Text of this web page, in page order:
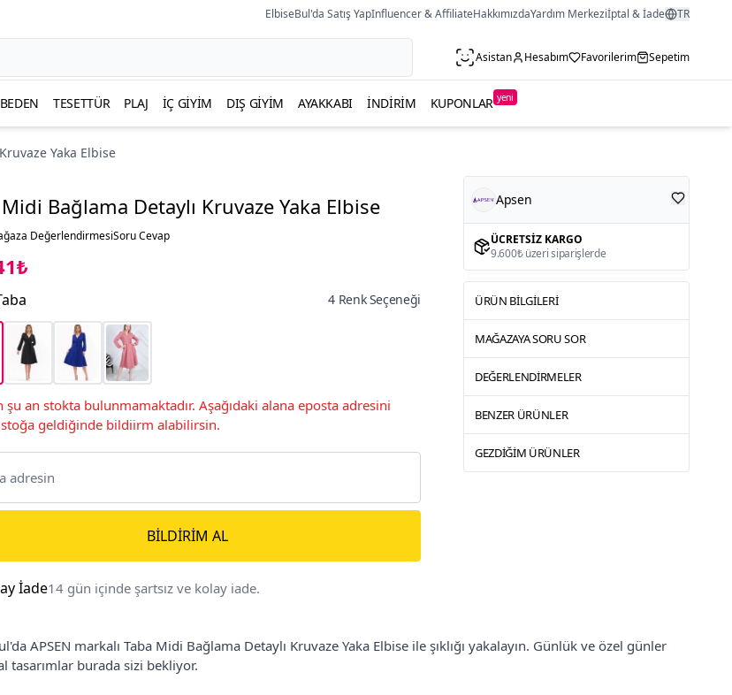
ElbiseBul'da Satış YapInfluencer & AffiliateHakkımızdaYardım Merkeziİptal & İade TR
Asistan Hesabım Favorilerim Sepetim
TESETTÜR PLAJ İÇ GIYIM DIŞ GIYIM AYAKKABI İNDIRIM KUPONLAR yeni
Yaka Elbise
Bağlama Detaylı Kruvaze Yaka Elbise
DeğerlendirmesiSoru Cevap
4 Renk Seçeneği
şu an stokta bulunmamaktadır. Aşağıdaki alana eposta adresini
geldiğinde bildiirm alabilirsin.
BILDIRIM AL
İade14 gün içinde şartsız ve kolay iade.
Apsen
ÜCRETSIZ KARGO
9.600₺ üzeri siparişlerde
ÜRÜN BILGILERI
MAĞAZAYA SORU SOR
DEĞERLENDIRMELER
BENZER ÜRÜNLER
GEZDIĞIM ÜRÜNLER
APSEN markalı Taba Midi Bağlama Detaylı Kruvaze Yaka Elbise ile şıklığı yakalayın. Günlük ve özel günler
tasarımlar burada sizi bekliyor.